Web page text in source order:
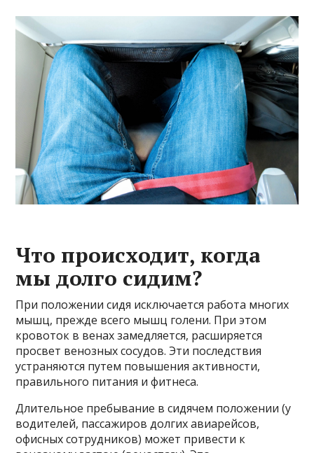
Что происходит, когда
мы долго сидим?
При положении сидя исключается работа многих
мышц, прежде всего мышц голени. При этом
кровоток в венах замедляется, расширяется
просвет венозных сосудов. Эти последствия
устраняются путем повышения активности,
правильного питания и фитнеса.
Длительное пребывание в сидячем положении (у
водителей, пассажиров долгих авиарейсов,
офисных сотрудников) может привести к